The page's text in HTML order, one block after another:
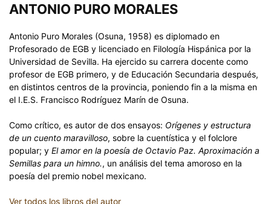
ANTONIO PURO MORALES
Antonio Puro Morales (Osuna, 1958) es diplomado en
Profesorado de EGB y licenciado en Filología Hispánica por la
Universidad de Sevilla. Ha ejercido su carrera docente como
profesor de EGB primero, y de Educación Secundaria después,
en distintos centros de la provincia, poniendo fin a la misma en
el I.E.S. Francisco Rodríguez Marín de Osuna.
Como crítico, es autor de dos ensayos: Orígenes y estructura
de un cuento maravilloso, sobre la cuentística y el folclore
popular; y El amor en la poesía de Octavio Paz. Aproximación a
Semillas para un himno., un análisis del tema amoroso en la
poesía del premio nobel mexicano.
Ver todos los libros del autor